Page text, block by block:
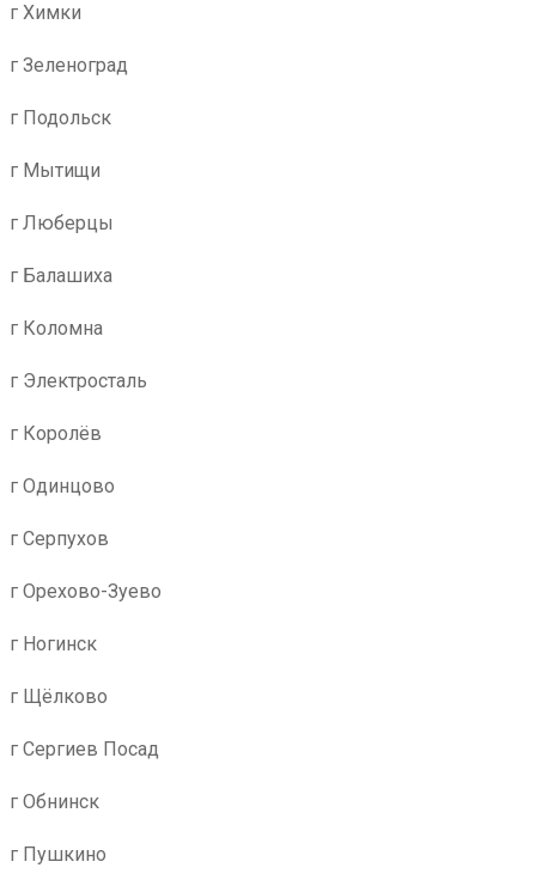
г Химки
г Зеленоград
г Подольск
г Мытищи
г Люберцы
г Балашиха
г Коломна
г Электросталь
г Королёв
г Одинцово
г Серпухов
г Орехово-Зуево
г Ногинск
г Щёлково
г Сергиев Посад
г Обнинск
г Пушкино